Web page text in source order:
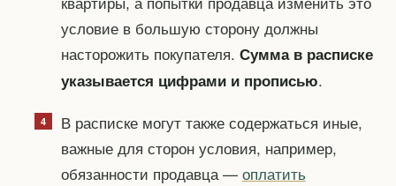
условие в большую сторону должны
насторожить покупателя. Сумма в расписке
указывается цифрами и прописью.
В расписке могут также содержаться иные,
важные для сторон условия, например,
обязанности продавца — оплатить